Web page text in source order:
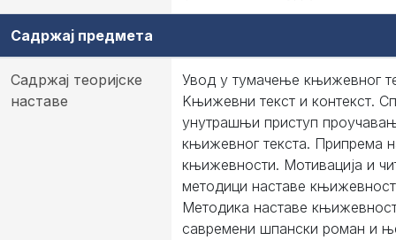
Садржај предмета
Садржај теоријске
наставе
Увод у тумачење књижевног
Kњижевни текст и контекст.
унутрашњи приступ
књижевног текста. Припрема
књижевности. Мотивација и
методици наставе
Методика наставе
савремени шпански роман и